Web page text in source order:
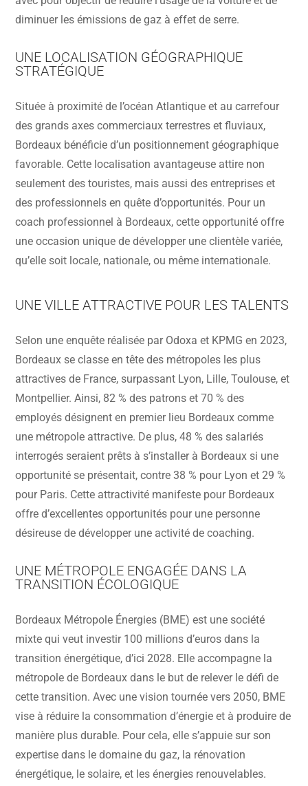
diminuer les émissions de gaz à effet de serre.
UNE LOCALISATION GÉOGRAPHIQUE
STRATÉGIQUE
Située à proximité de l’océan Atlantique et au carrefour
des grands axes commerciaux terrestres et fluviaux,
Bordeaux bénéficie d’un positionnement géographique
favorable. Cette localisation avantageuse attire non
seulement des touristes, mais aussi des entreprises et
des professionnels en quête d’opportunités. Pour un
coach professionnel à Bordeaux, cette opportunité offre
une occasion unique de développer une clientèle variée,
qu’elle soit locale, nationale, ou même internationale.
UNE VILLE ATTRACTIVE POUR LES TALENTS
Selon une enquête réalisée par Odoxa et KPMG en 2023,
Bordeaux se classe en tête des métropoles les plus
attractives de France, surpassant Lyon, Lille, Toulouse, et
Montpellier. Ainsi, 82 % des patrons et 70 % des
employés désignent en premier lieu Bordeaux comme
une métropole attractive. De plus, 48 % des salariés
interrogés seraient prêts à s’installer à Bordeaux si une
opportunité se présentait, contre 38 % pour Lyon et 29 %
pour Paris. Cette attractivité manifeste pour Bordeaux
offre d’excellentes opportunités pour une personne
désireuse de développer une activité de coaching.
UNE MÉTROPOLE ENGAGÉE DANS LA
TRANSITION ÉCOLOGIQUE
Bordeaux Métropole Énergies (BME) est une société
mixte qui veut investir 100 millions d’euros dans la
transition énergétique, d’ici 2028. Elle accompagne la
métropole de Bordeaux dans le but de relever le défi de
cette transition. Avec une vision tournée vers 2050, BME
vise à réduire la consommation d’énergie et à produire de
manière plus durable. Pour cela, elle s’appuie sur son
expertise dans le domaine du gaz, la rénovation
énergétique, le solaire, et les énergies renouvelables.